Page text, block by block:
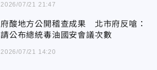
2026/07/21 21:47
府酸地方公開稽查成果 北市府反嗆：
請公布總統毒油國安會議次數
2026/07/21 14:20